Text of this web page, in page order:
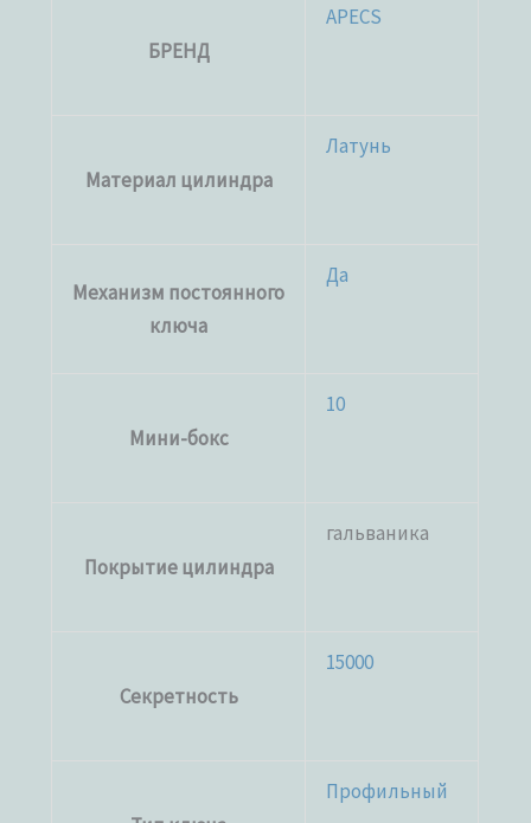
БРЕНД
APECS
Материал цилиндра
Латунь
Механизм постоянного
ключа
Да
Мини-бокс
10
Покрытие цилиндра
гальваника
Секретность
15000
Профильный